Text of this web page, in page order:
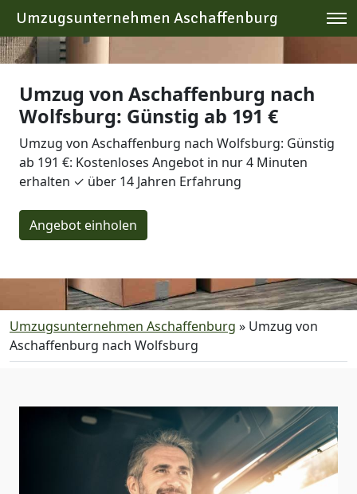
Umzugsunternehmen Aschaffenburg
Umzug von Aschaffenburg nach
Wolfsburg: Günstig ab 191 €
Umzug von Aschaffenburg nach Wolfsburg: Günstig
ab 191 €: Kostenloses Angebot in nur 4 Minuten
erhalten ✓ über 14 Jahren Erfahrung
Angebot einholen
Umzugsunternehmen Aschaffenburg » Umzug von
Aschaffenburg nach Wolfsburg